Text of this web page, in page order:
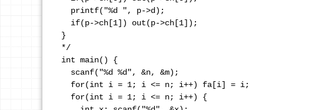
  printf("%d ", p->d);
  if(p->ch[1]) out(p->ch[1]);
}
*/
int main() {
  scanf("%d %d", &n, &m);
  for(int i = 1; i <= n; i++) fa[i] = i;
  for(int i = 1; i <= n; i++) {